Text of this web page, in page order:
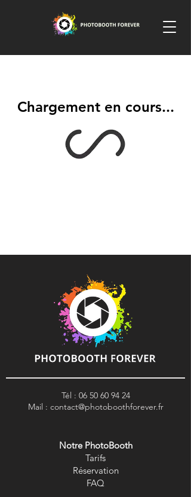
Chargement en cours...
Tél : 06 50 60 94 24
Mail : contact@photoboothforever.fr
Notre PhotoBooth
Tarifs
Réservation
FAQ